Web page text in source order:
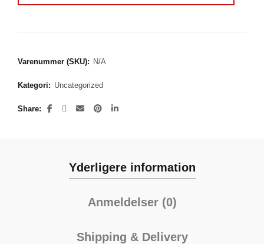
Varenummer (SKU): N/A
Kategori: Uncategorized
Share
Yderligere information
Anmeldelser (0)
Shipping & Delivery